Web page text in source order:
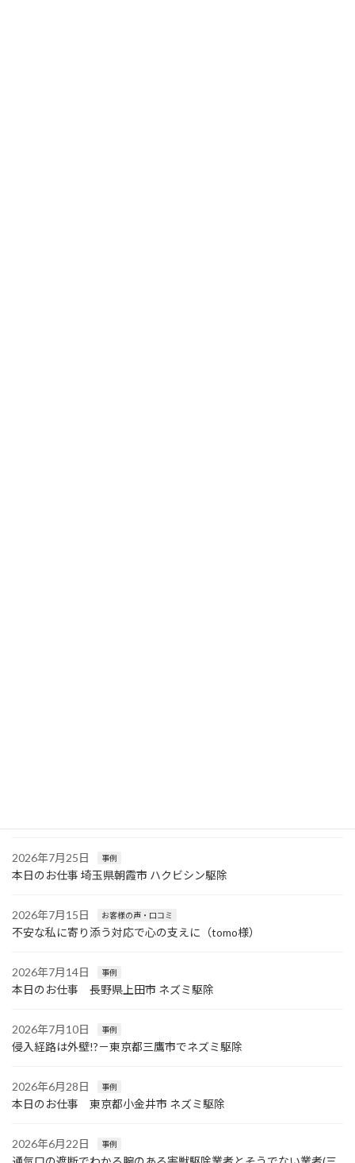
2026年7月25日 事例
本日のお仕事 埼玉県朝霞市 ハクビシン駆除
2026年7月15日 お客様の声・口コミ
不安な私に寄り添う対応で心の支えに（tomo様）
2026年7月14日 事例
本日のお仕事 長野県上田市 ネズミ駆除
2026年7月10日 事例
侵入経路は外壁!?－東京都三鷹市でネズミ駆除
2026年6月28日 事例
本日のお仕事 東京都小金井市 ネズミ駆除
2026年6月22日 事例